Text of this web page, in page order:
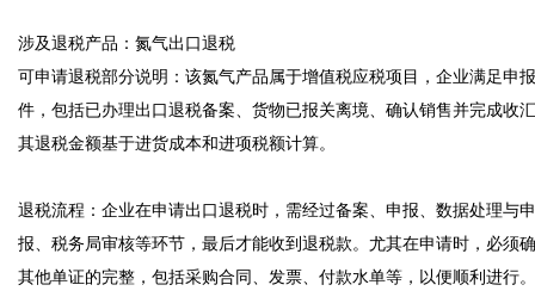
涉及退税产品：氮气出口退税
可申请退税部分说明：该氮气产品属于增值税应税项目，企业满足申
件，包括已办理出口退税备案、货物已报关离境、确认销售并完成收
其退税金额基于进货成本和进项税额计算。
退税流程：企业在申请出口退税时，需经过备案、申报、数据处理与申
报、税务局审核等环节，最后才能收到退税款。尤其在申请时，必须
其他单证的完整，包括采购合同、发票、付款水单等，以便顺利进行。